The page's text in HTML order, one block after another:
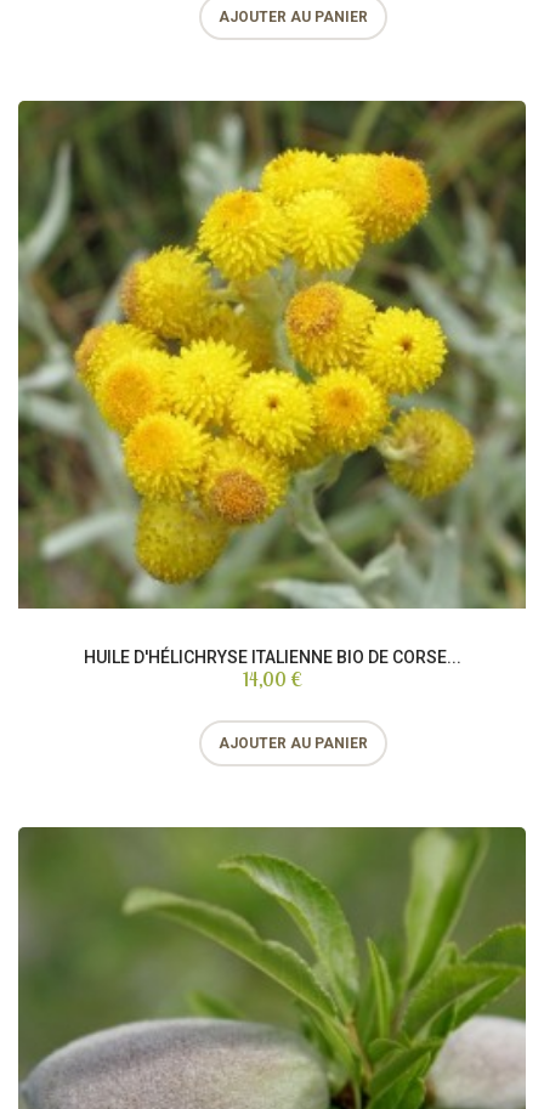
AJOUTER AU PANIER
HUILE D'HÉLICHRYSE ITALIENNE BIO DE CORSE...
14,00 €
AJOUTER AU PANIER